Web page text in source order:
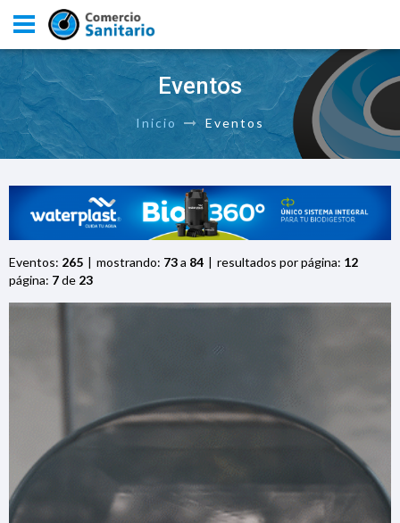
Eventos
Inicio Eventos
Eventos: 265 mostrando: 73a 84 resultados por página: 12
página: 7de 23